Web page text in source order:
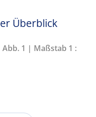
Überblick
Abb. 1 | Maßstab 1 :